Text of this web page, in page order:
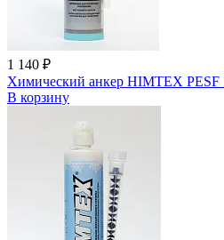
1 140 ₽
Химический анкер HIMTEX PESF
В корзину